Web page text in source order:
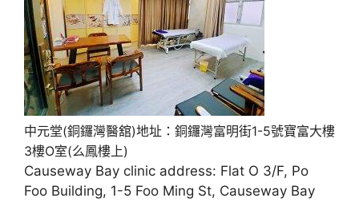
中元堂(銅鑼灣醫舘)地址：銅鑼灣富明街1-5號寶富大樓
3樓O室(么鳳樓上)
Causeway Bay clinic address: Flat O 3/F, Po
Foo Building, 1-5 Foo Ming St, Causeway Bay